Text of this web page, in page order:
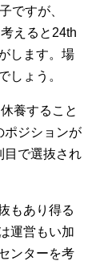
ですが、
えると24th
します。場
しょう。
養すること
ポジションが
目で選抜され
もあり得る
運営もい加
ンターを考